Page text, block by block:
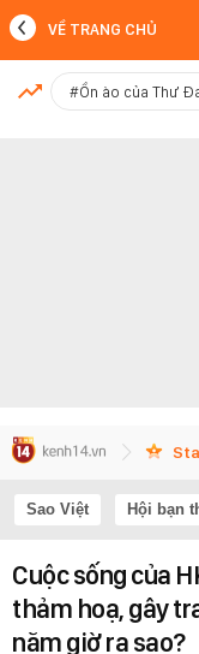
MỚI NHẤT
VỀ TRANG CHỦ
#Ồn ào của Thư
Sao Việt Hội bạn
Cuộc sống của
thảm hoạ, gây
năm giờ ra sao?